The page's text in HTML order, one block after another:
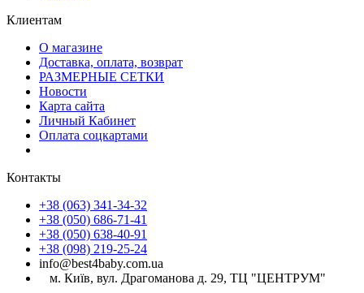
Клиентам
О магазине
Доставка, оплата, возврат
РАЗМЕРНЫЕ СЕТКИ
Новости
Карта сайта
Личный Кабинет
Оплата соцкартами
Контакты
+38 (063) 341-34-32
+38 (050) 686-71-41
+38 (050) 638-40-91
+38 (098) 219-25-24
info@best4baby.com.ua
м. Київ, вул. Драгоманова д. 29, ТЦ "ЦЕНТРУМ"